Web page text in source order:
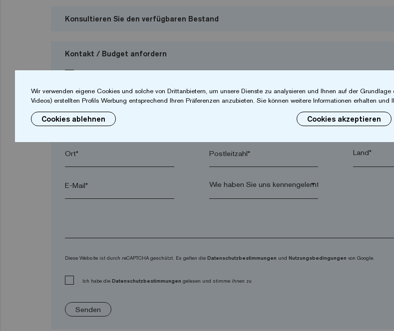
Konsultieren Sie den verfügbaren Bestand
Kontakt / Budget anfordern
Vorname* Firma*
Ort* Postleitzahl*
E-Mail* arrow_drop_down
Diese Website ist durch reCAPTCHA geschützt. Es gelten die Datenschutzbestimmungen und Nutzungsbedingungen von Google.
Ich habe die Datenschutzbestimmungen gelesen und stimme ihnen zu
Senden
Wir verwenden eigene Cookies und solche von Drittanbietern, um unsere Dienste zu analysieren und Ihnen auf der
Videos) erstellten Profils Werbung entsprechend Ihren Präferenzen anzubieten. Sie können weitere Informationen erhalten und
Cookies ablehnen Cookies akzeptieren